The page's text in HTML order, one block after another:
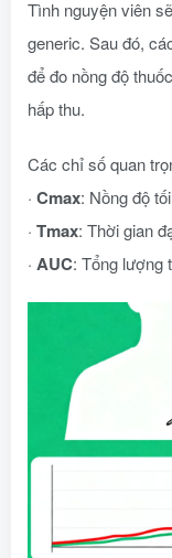
Tình nguyện viên
generic. Sau đó,
để đo nồng độ
hấp thu.
Các chỉ số quan
· Cmax: Nồng độ
· Tmax: Thời gian
· AUC: Tổng lượng